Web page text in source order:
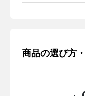
商品の選び方